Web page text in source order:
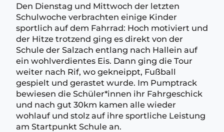
Den Dienstag und Mittwoch der letzten
Schulwoche verbrachten einige Kinder
sportlich auf dem Fahrrad: Hoch motiviert und
der Hitze trotzend ging es direkt von der
Schule der Salzach entlang nach Hallein auf
ein wohlverdientes Eis. Dann ging die Tour
weiter nach Rif, wo gekneippt, Fußball
gespielt und gerastet wurde. Im Pumptrack
bewiesen die Schüler*innen ihr Fahrgeschick
und nach gut 30km kamen alle wieder
wohlauf und stolz auf ihre sportliche Leistung
am Startpunkt Schule an.